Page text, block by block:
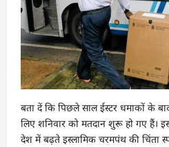
बता दें कि पिछले साल ईस्टर धमाकों के
लिए शनिवार को मतदान शुरू हो गए हैं।
देश में बढ़ते इस्लामिक चरमपंथ की चिंता